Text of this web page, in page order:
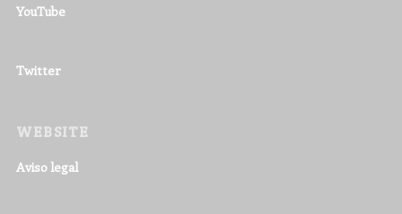
YouTube
Twitter
WEBSITE
Aviso legal